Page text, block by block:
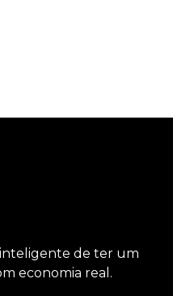
de ter um
economia real.